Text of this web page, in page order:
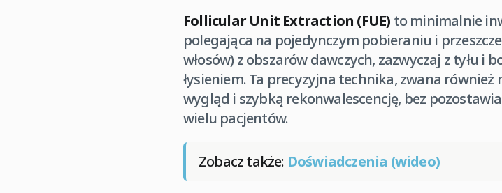
Follicular Unit Extraction (FUE) to minimalnie
polegająca na pojedynczym pobieraniu i
włosów) z obszarów dawczych, zazwyczaj z tyłu i
łysieniem. Ta precyzyjna technika, zwana
wygląd i szybką rekonwalescencję, bez
wielu pacjentów.
Zobacz także: Doświadczenia (wideo)